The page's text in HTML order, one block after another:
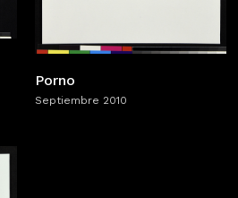
Porno
Septiembre 2010